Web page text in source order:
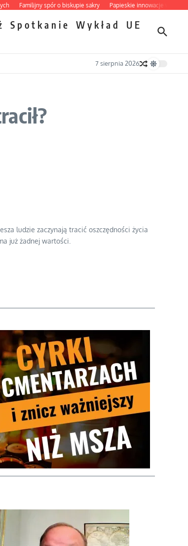
Familijny spór o biskupie sakry Papieskie innowacje w
Spotkanie Wykład
UE
7 sierpnia 2026
ludzie zaczynają tracić oszczędności życia
już żadnej wartości.